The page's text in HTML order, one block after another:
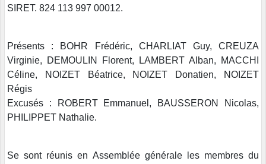
SIRET. 824 113 997 00012.
Présents : BOHR Frédéric, CHARLIAT Guy, CREUZA
Virginie, DEMOULIN Florent, LAMBERT Alban, MACCHI
Céline, NOIZET Béatrice, NOIZET Donatien, NOIZET
Régis
Excusés : ROBERT Emmanuel, BAUSSERON Nicolas,
PHILIPPET Nathalie.
Se sont réunis en Assemblée générale les membres du